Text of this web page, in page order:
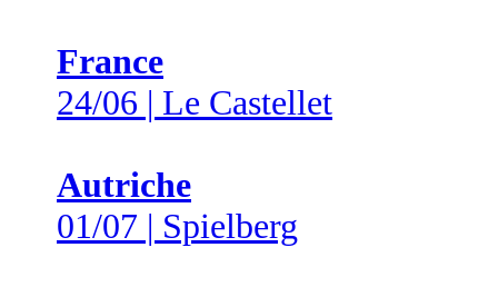
France
24/06 | Le Castellet
Autriche
01/07 | Spielberg